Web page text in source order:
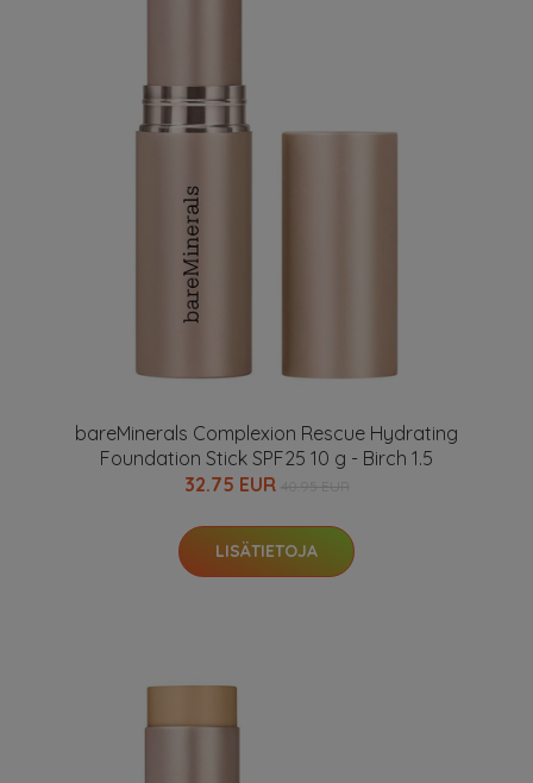
bareMinerals Complexion Rescue Hydrating
Foundation Stick SPF25 10 g - Birch 1.5
32.75 EUR
LISÄTIETOJA